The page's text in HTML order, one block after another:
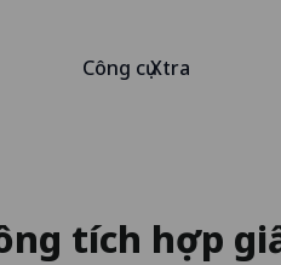
Công cụ Xtra
tích hợp